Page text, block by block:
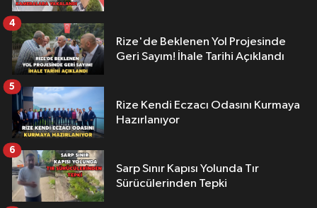
Rize'de Beklenen Yol Projesinde
Geri Sayım! İhale Tarihi Açıklandı
4
Rize Kendi Eczacı Odasını Kurmaya
Hazırlanıyor
5
Sarp Sınır Kapısı Yolunda Tır
Sürücülerinden Tepki
6